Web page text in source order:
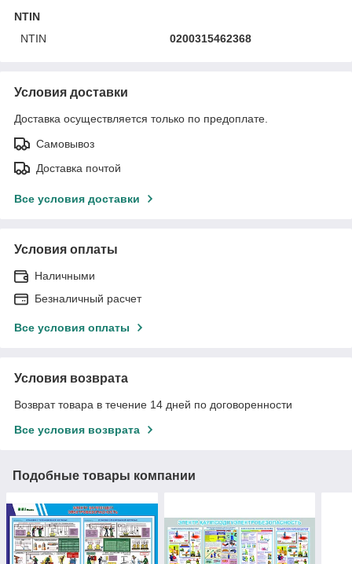
NTIN
NTIN
0200315462368
Условия доставки
Доставка осуществляется только по предоплате.
Самовывоз
Доставка почтой
Все условия доставки
Условия оплаты
Наличными
Безналичный расчет
Все условия оплаты
Условия возврата
Возврат товара в течение 14 дней по договоренности
Все условия возврата
Подобные товары компании